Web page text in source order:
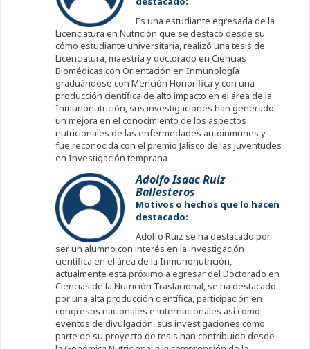
Es una estudiante egresada de la
Licenciatura en Nutrición que se destacó desde su
cómo estudiante universitaria, realizó una tesis de
Licenciatura, maestría y doctorado en Ciencias
Biomédicas con Orientación en Inmunología
graduándose con Mención Honorífica y con una
producción científica de alto impacto en el área de la
Inmunonutrición, sus investigaciones han generado
un mejora en el conocimiento de los aspectos
nutricionales de las enfermedades autoinmunes y
fue reconocida con el premio Jalisco de las Juventudes
en Investigación temprana
Adolfo Isaac Ruiz
Ballesteros
Motivos o hechos que lo hacen
destacado:
Adolfo Ruiz se ha destacado por
ser un alumno con interés en la investigación
científica en el área de la Inmunonutrición,
actualmente está próximo a egresar del Doctorado en
Ciencias de la Nutrición Traslacional, se ha destacado
por una alta producción científica, participación en
congresos nacionales e internacionales así como
eventos de divulgación, sus investigaciones como
parte de su proyecto de tesis han contribuido desde